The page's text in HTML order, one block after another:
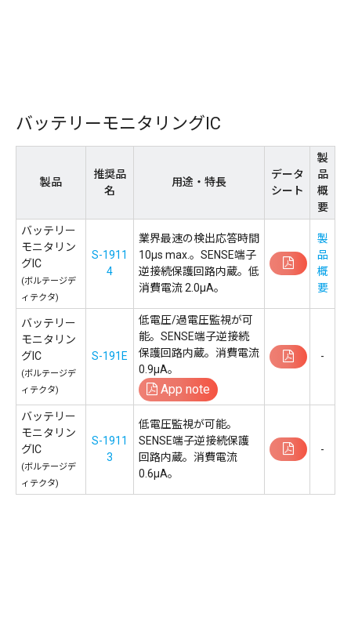
バッテリーモニタリングIC
製品
推奨品
名
用途・特長
データ
シート
製
品
概
要
バッテリー
モニタリン
グIC
(ボルテージデ
ィテクタ)
S-1911
4
業界最速の検出応答時間
10µs max.。SENSE端子
逆接続保護回路内蔵。低
消費電流 2.0µA。
製
品
概
要
バッテリー
モニタリン
グIC
(ボルテージデ
ィテクタ)
S-191E
低電圧/過電圧監視が可
能。SENSE端子逆接続
保護回路内蔵。消費電流
0.9µA。
App note
-
バッテリー
モニタリン
グIC
(ボルテージデ
ィテクタ)
S-1911
3
低電圧監視が可能。
SENSE端子逆接続保護
回路内蔵。消費電流
0.6µA。
-